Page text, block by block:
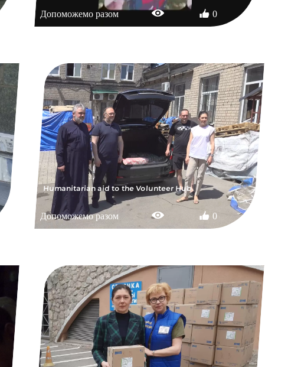
Допоможемо разом 0
Humanitarian aid to the Volunteer Hub
Допоможемо разом 0